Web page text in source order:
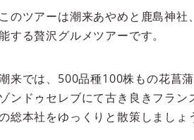
このツアーは潮来あやめと鹿島神
する贅沢グルメツアーです。
来では、500品種100株もの花菖
ゾンドゥセレブにて古き良きフラ
総本社をゆっくりと散策しましょ